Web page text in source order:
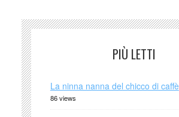
PIÙ LETTI
La ninna nanna del chicco di caffè
86 views